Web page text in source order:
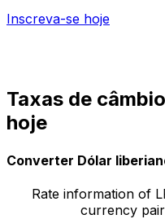
Inscreva-se hoje
Taxas de
hoje
Converter Dólar
Rate information of
currency pair